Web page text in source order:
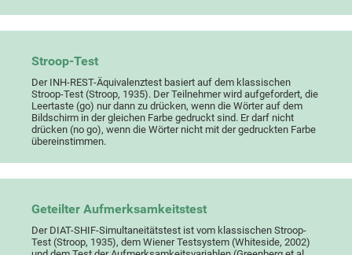
Stroop-Test
Der INH-REST-Äquivalenztest basiert auf dem klassischen
Stroop-Test (Stroop, 1935). Der Teilnehmer wird aufgefordert, die
Leertaste (go) nur dann zu drücken, wenn die Wörter auf dem
Bildschirm in der gleichen Farbe gedruckt sind. Er darf nicht
drücken (no go), wenn die Wörter nicht mit der gedruckten Farbe
übereinstimmen.
Geteilter Aufmerksamkeitstest
Der DIAT-SHIF-Simultaneitätstest ist vom klassischen Stroop-
Test (Stroop, 1935), dem Wiener Testsystem (Whiteside, 2002)